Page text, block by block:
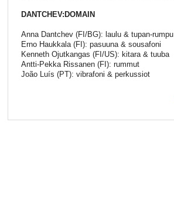
DANTCHEV:DOMAIN
Anna Dantchev (FI/BG): laulu & tupan-rumpu
Erno Haukkala (FI): pasuuna & sousafoni
Kenneth Ojutkangas (FI/US): kitara & tuuba
Antti-Pekka Rissanen (FI): rummut
João Luís (PT): vibrafoni & perkussiot